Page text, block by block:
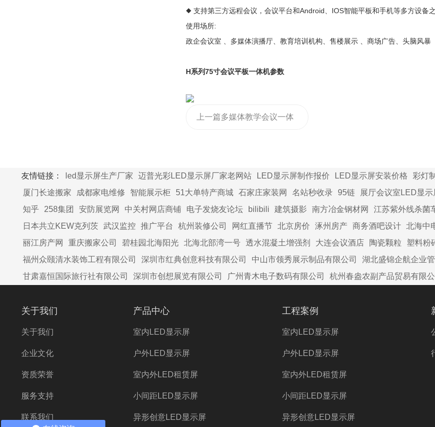
◆ 支持第三方远程会议，会议平台和Android、IOS智能平板和手机等多方设备之
使用场所:
政企会议室 、多媒体演播厅、教育培训机构、售楼展示 、商场广告、头脑风暴
H系列75寸会议平板一体机参数
上一篇多媒体教学会议一体
友情链接：
led显示屏生产厂家 迈普光彩LED显示屏厂家老网站 LED显示屏制作报价 LED显示屏安装价格 彩灯
厦门长途搬家
成都家电维修 智能展示柜 51大单特产商城 石家庄家装网 名站秒收录 95链 展厅会议室LED显示
知乎
258集团 安防展览网 中关村网店商铺 电子发烧友论坛 bilibili 建筑摄影 南方冶金钢材网 江苏紫外线杀菌
日本共立KEW克列茨 武汉监控 推广平台 杭州装修公司 网红直播节 北京房价 涿州房产 商务酒吧设计 北海中
丽江房产网
重庆搬家公司 碧桂园北海阳光 北海北部湾一号 透水混凝土增强剂 大连会议酒店 陶瓷颗粒 塑料粉
福州众颐清水装饰工程有限公司
深圳市红典创意科技有限公司 中山市领秀展示制品有限公司 湖北盛锦企航企业
甘肃嘉恒国际旅行社有限公司
深圳市创想展览有限公司 广州青木电子数码有限公司 杭州春盎农副产品贸易有限公
关于我们
关于我们
企业文化
资质荣誉
服务支持
联系我们
产品中心
室内LED显示屏
户外LED显示屏
室内外LED租赁屏
小间距LED显示屏
异形创意LED显示屏
工程案例
室内LED显示屏
户外LED显示屏
室内外LED租赁屏
小间距LED显示屏
异形创意LED显示屏